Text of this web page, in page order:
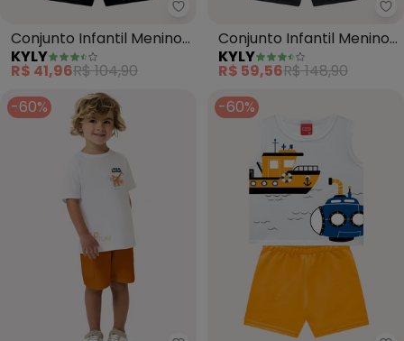
Kyly - Conjunto Infantil Menino
Conjunto Infantil Menino
em Algodão (Branco)
KYLY
R$ 41,96R$ 104,90
Conjunto Infantil Menino
Lettering (Branco)
KYLY
R$ 59,56R$ 148,90
-60%
-60%